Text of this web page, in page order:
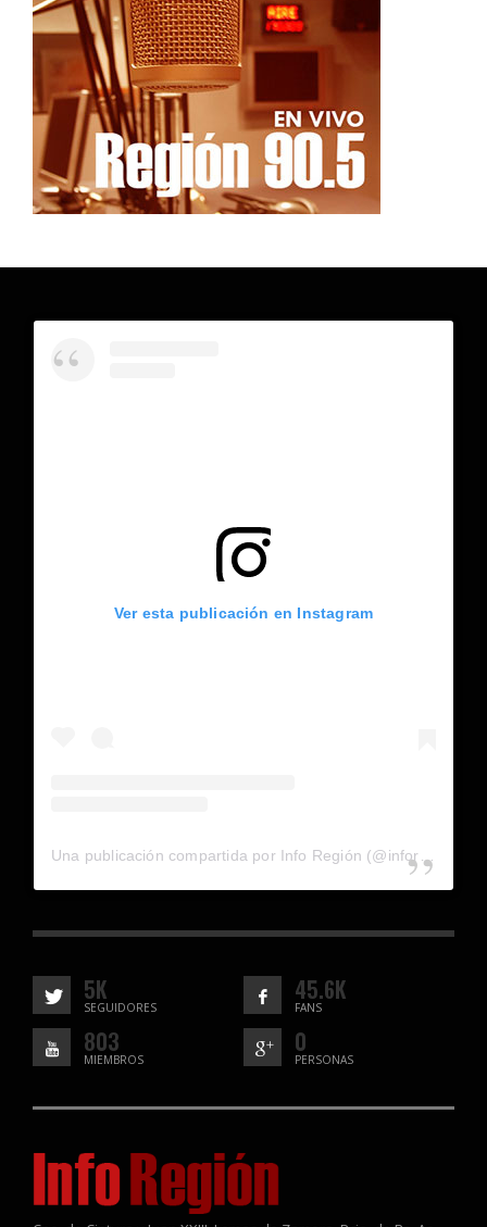
Ver esta publicación en Instagram
Una publicación compartida por Info Región (@inforegion_redes)
5K
SEGUIDORES
45.6K
FANS
803
MIEMBROS
0
PERSONAS